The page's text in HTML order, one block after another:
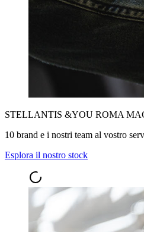
STELLANTIS &YOU ROMA
10 brand e i nostri team al vostro
Esplora il nostro stock